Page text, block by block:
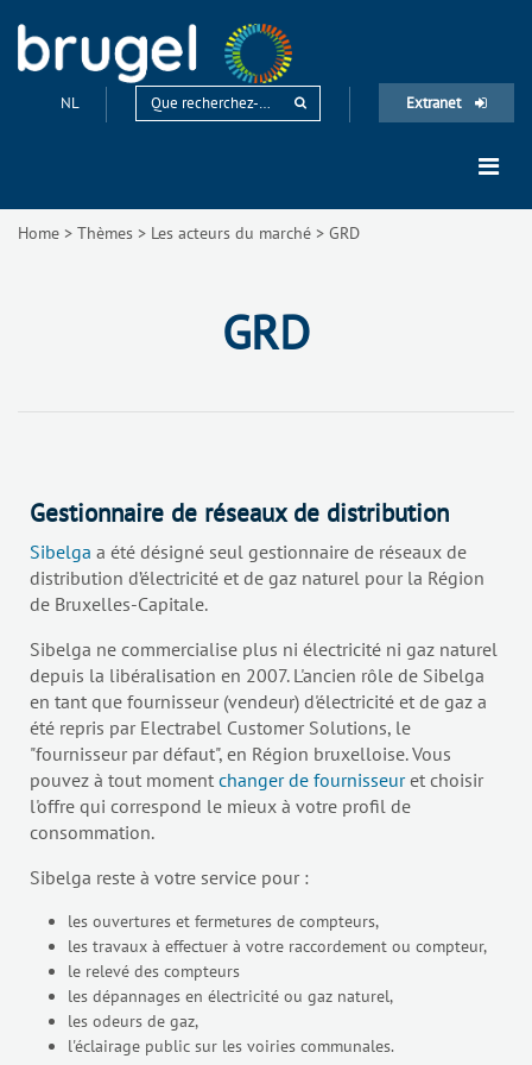
NL Extranet
Home > Thèmes > Les acteurs du marché > GRD
GRD
Gestionnaire de réseaux de distribution
Sibelga a été désigné seul gestionnaire de réseaux de
distribution d’électricité et de gaz naturel pour la Région
de Bruxelles-Capitale.
Sibelga ne commercialise plus ni électricité ni gaz naturel
depuis la libéralisation en 2007. L'ancien rôle de Sibelga
en tant que fournisseur (vendeur) d'électricité et de gaz a
été repris par Electrabel Customer Solutions, le
"fournisseur par défaut", en Région bruxelloise. Vous
pouvez à tout moment changer de fournisseuret choisir
l'offre qui correspond le mieux à votre profil de
consommation.
Sibelga reste à votre service pour :
les ouvertures et fermetures de compteurs,
les travaux à effectuer à votre raccordement ou compteur,
le relevé des compteurs
les dépannages en électricité ou gaz naturel,
les odeurs de gaz,
l'éclairage public sur les voiries communales.